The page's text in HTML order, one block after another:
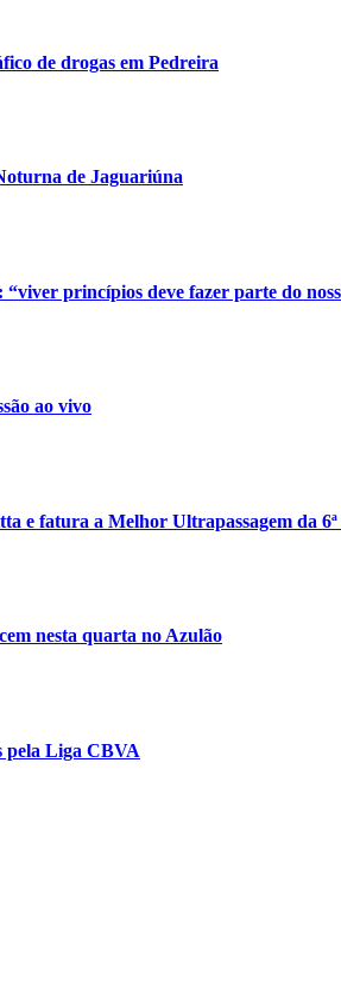
de drogas em Pedreira
de Jaguariúna
princípios deve fazer parte do
ao vivo
e fatura a Melhor Ultrapassagem da 6ª
nesta quarta no Azulão
pela Liga CBVA